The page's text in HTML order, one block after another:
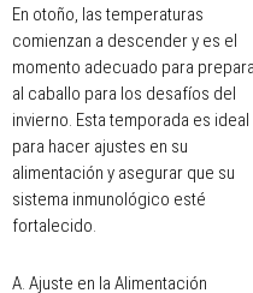
En otoño, las temperaturas
comienzan a descender y es el
momento adecuado para
al caballo para los desafíos del
invierno. Esta temporada es ideal
para hacer ajustes en su
alimentación y asegurar que su
sistema inmunológico esté
fortalecido.
A. Ajuste en la Alimentación